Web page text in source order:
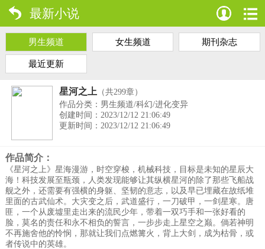
最新小说
男生频道 女生频道 期刊杂志
最近更新
星河之上 （共299章）
作品分类：男生频道/科幻/进化变异
创建时间：2023/12/12 21:06:49
更新时间：2023/12/12 21:06:49
作品简介：
《星河之上》星海漫游，时空穿梭，机械科技，目标是未知的星辰大
海！科技发展至瓶颈，人类发现能够让其纵横星河的除了那些飞船战
舰之外，还需要有强横的身躯、坚韧的意志，以及早已埋藏在故纸堆
里面的古武仙术。大灾变之后，武道盛行，一刀破甲，一剑星寒。唐
匪，一个从废墟里走出来的流民少年，带着一双巧手和一张好看的
脸，莫名的责任和永不相负的誓言，一步步走上星空之巅。倘若神明
不再施舍他的怜悯，那就让我们点燃篝火，背上大剑，成为枯骨，或
者传说中的英雄。